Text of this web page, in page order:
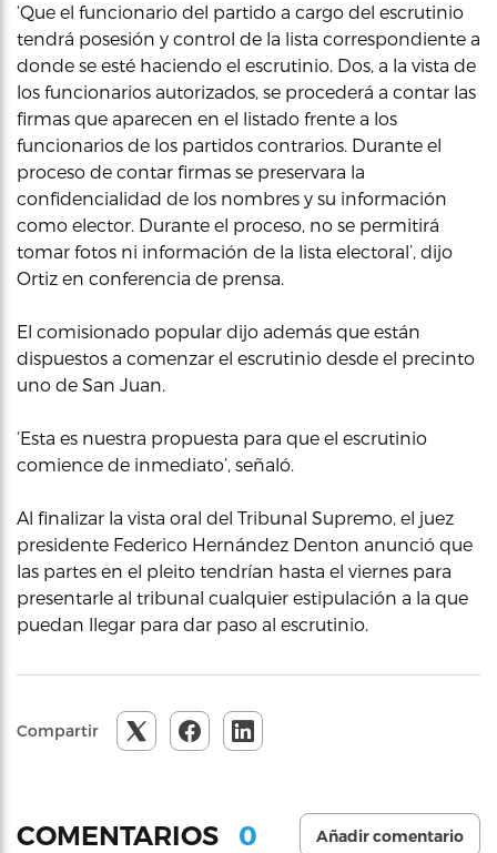
‘Que el funcionario del partido a cargo del escrutinio
tendrá posesión y control de la lista correspondiente a
donde se esté haciendo el escrutinio. Dos, a la vista de
los funcionarios autorizados, se procederá a contar las
firmas que aparecen en el listado frente a los
funcionarios de los partidos contrarios. Durante el
proceso de contar firmas se preservara la
confidencialidad de los nombres y su información
como elector. Durante el proceso, no se permitirá
tomar fotos ni información de la lista electoral’, dijo
Ortiz en conferencia de prensa.
El comisionado popular dijo además que están
dispuestos a comenzar el escrutinio desde el precinto
uno de San Juan.
‘Esta es nuestra propuesta para que el escrutinio
comience de inmediato’, señaló.
Al finalizar la vista oral del Tribunal Supremo, el juez
presidente Federico Hernández Denton anunció que
las partes en el pleito tendrían hasta el viernes para
presentarle al tribunal cualquier estipulación a la que
puedan llegar para dar paso al escrutinio.
Compartir
COMENTARIOS 0 Añadir comentario